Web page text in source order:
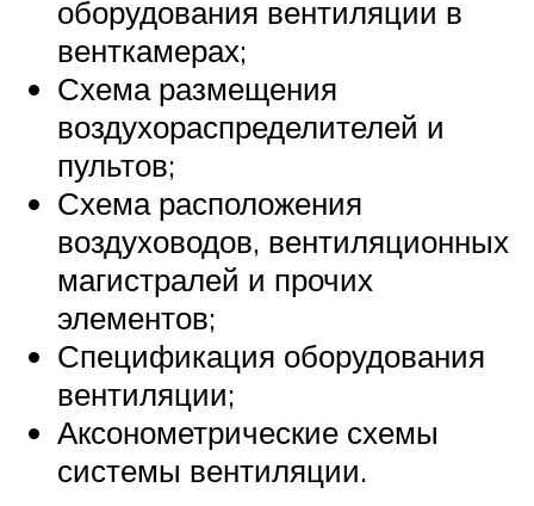
оборудования вентиляции в
венткамерах;
Схема размещения
воздухораспределителей и
пультов;
Схема расположения
воздуховодов, вентиляционных
магистралей и прочих
элементов;
Спецификация оборудования
вентиляции;
Аксонометрические схемы
системы вентиляции.